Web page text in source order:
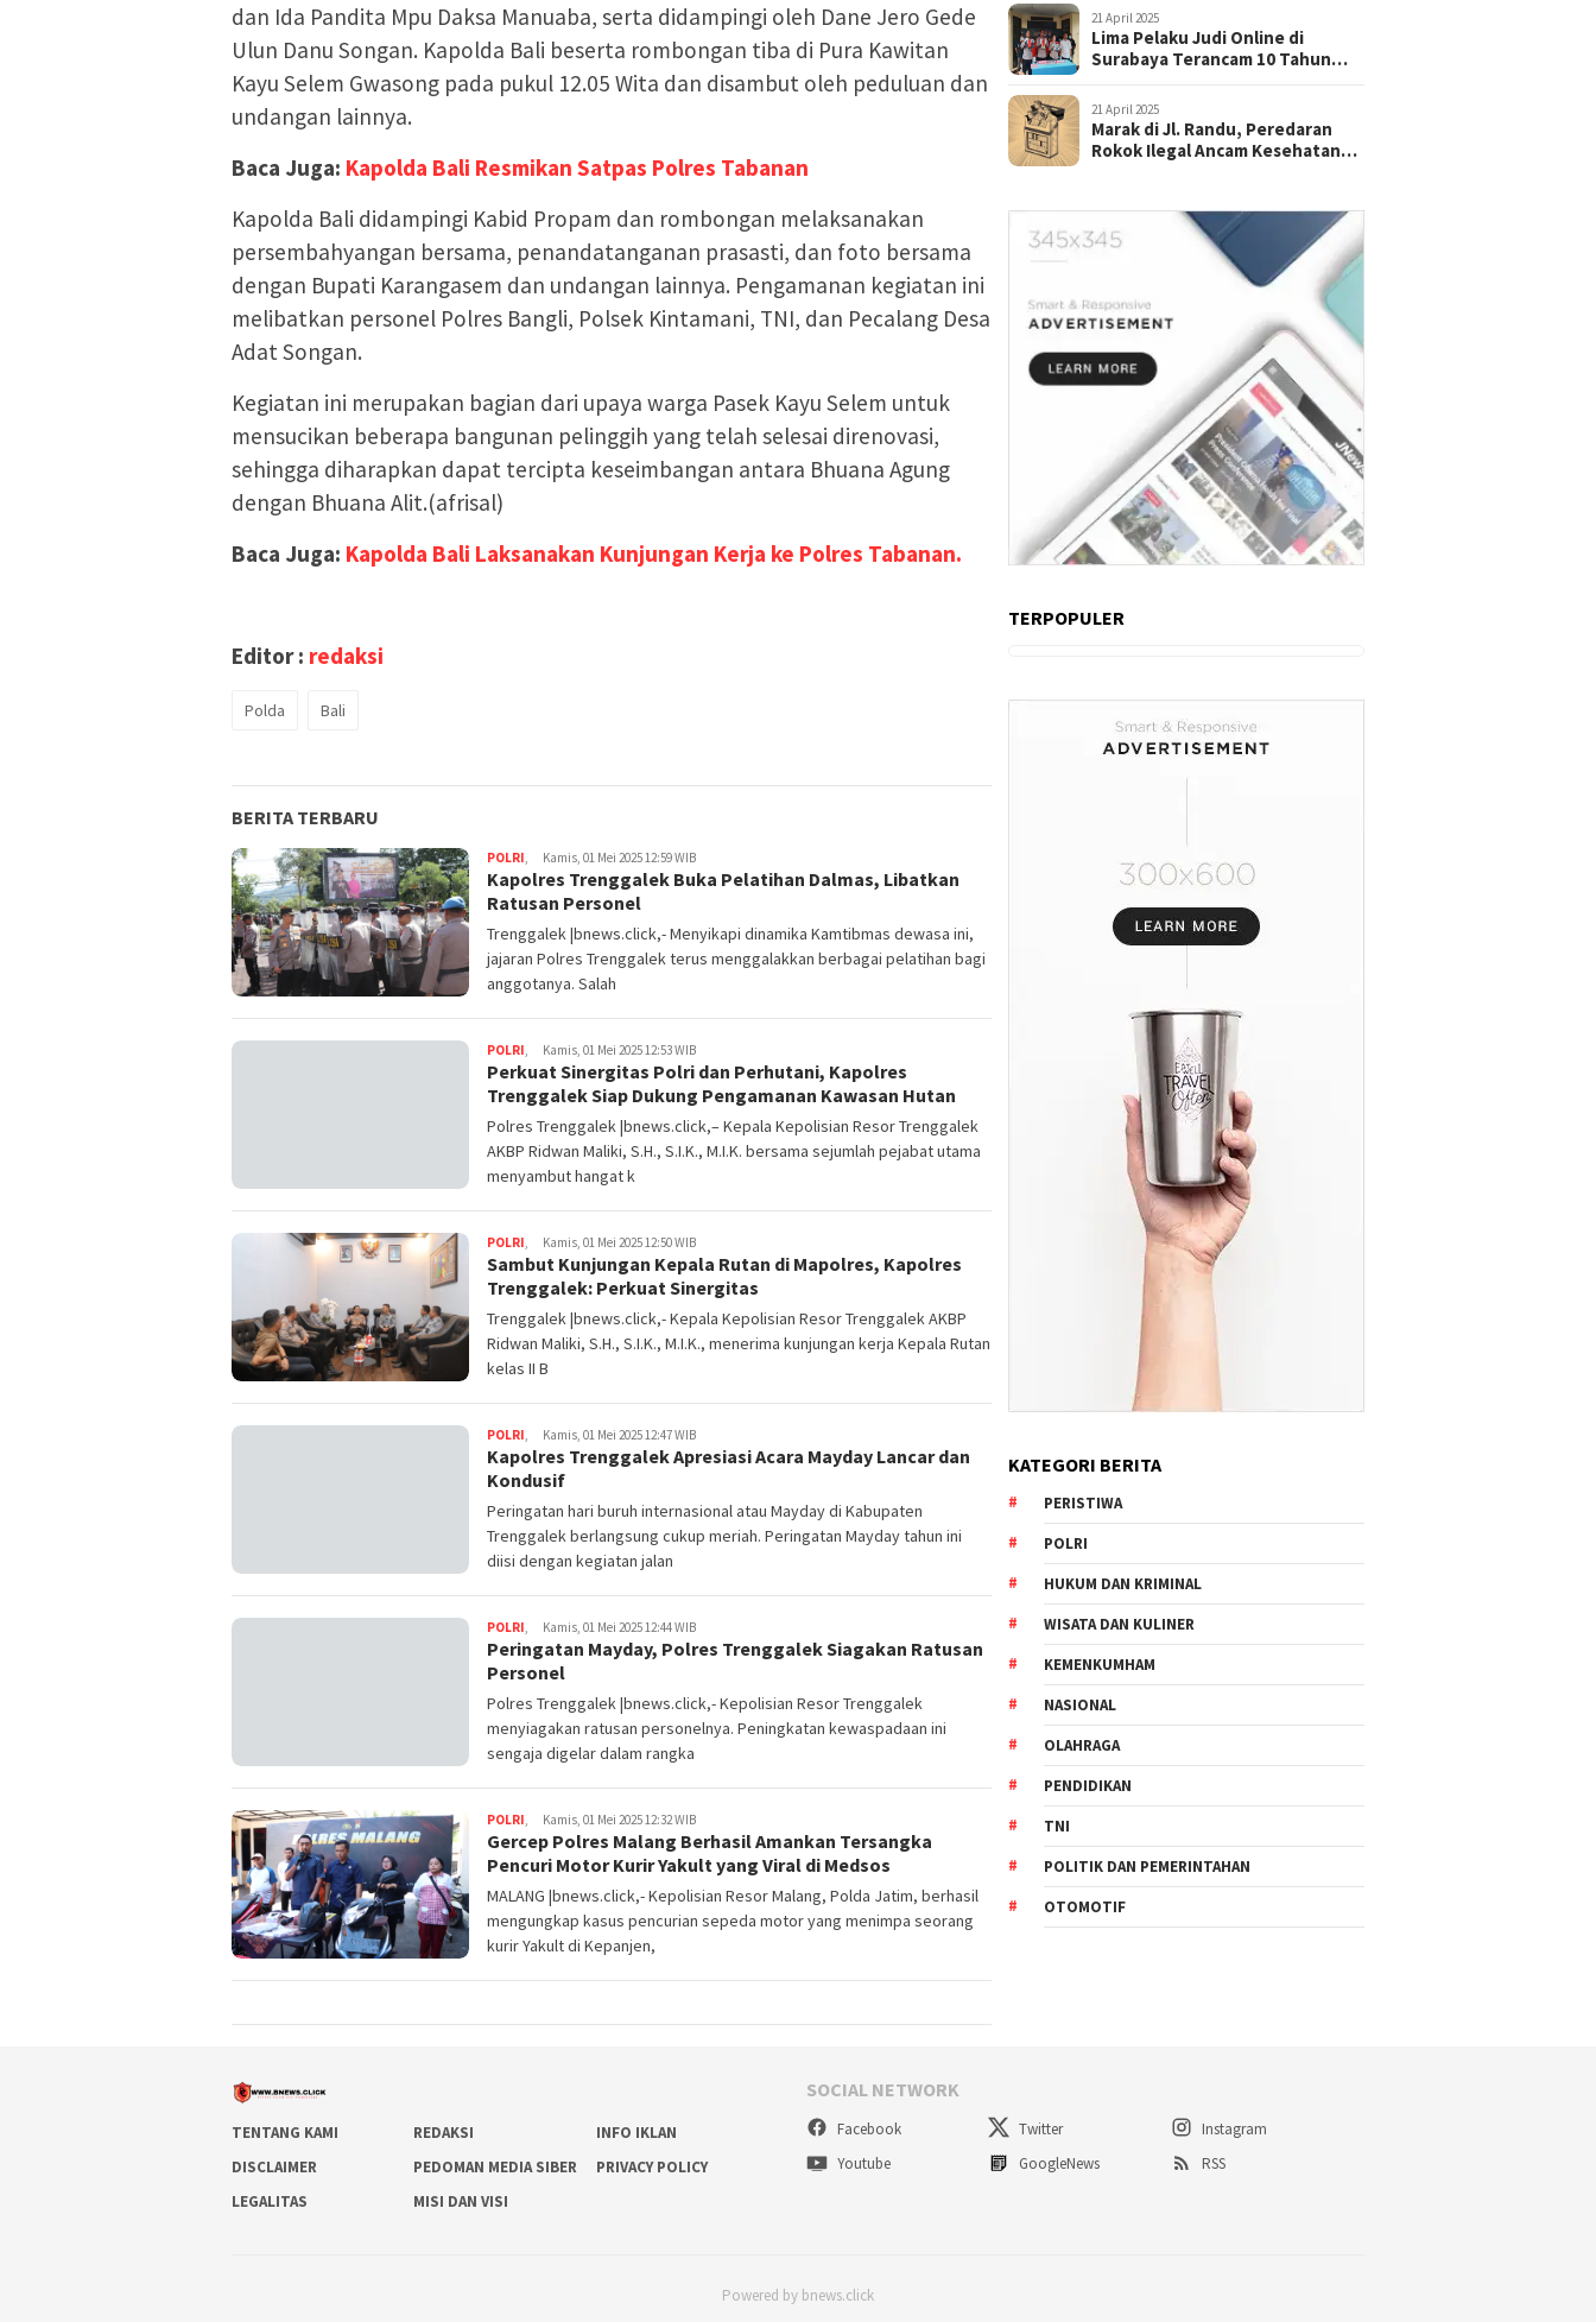
dan Ida Pandita Mpu Daksa Manuaba, serta didampingi oleh Dane Jero Gede
Ulun Danu Songan. Kapolda Bali beserta rombongan tiba di Pura Kawitan
Kayu Selem Gwasong pada pukul 12.05 Wita dan disambut oleh peduluan dan
undangan lainnya.
Baca Juga: Kapolda Bali Resmikan Satpas Polres Tabanan
Kapolda Bali didampingi Kabid Propam dan rombongan melaksanakan
persembahyangan bersama, penandatanganan prasasti, dan foto bersama
dengan Bupati Karangasem dan undangan lainnya. Pengamanan kegiatan ini
melibatkan personel Polres Bangli, Polsek Kintamani, TNI, dan Pecalang Desa
Adat Songan.
Kegiatan ini merupakan bagian dari upaya warga Pasek Kayu Selem untuk
mensucikan beberapa bangunan pelinggih yang telah selesai direnovasi,
sehingga diharapkan dapat tercipta keseimbangan antara Bhuana Agung
dengan Bhuana Alit.(afrisal)
Baca Juga: Kapolda Bali Laksanakan Kunjungan Kerja ke Polres Tabanan.
Editor : redaksi
Polda Bali
BERITA TERBARU
POLRI, Kamis, 01 Mei 2025 12:59 WIB
Kapolres Trenggalek Buka Pelatihan Dalmas, Libatkan
Ratusan Personel
Trenggalek |bnews.click,- Menyikapi dinamika Kamtibmas dewasa ini,
jajaran Polres Trenggalek terus menggalakkan berbagai pelatihan bagi
anggotanya. Salah
POLRI, Kamis, 01 Mei 2025 12:53 WIB
Perkuat Sinergitas Polri dan Perhutani, Kapolres
Trenggalek Siap Dukung Pengamanan Kawasan Hutan
Polres Trenggalek |bnews.click,– Kepala Kepolisian Resor Trenggalek
AKBP Ridwan Maliki, S.H., S.I.K., M.I.K. bersama sejumlah pejabat utama
menyambut hangat k
POLRI, Kamis, 01 Mei 2025 12:50 WIB
Sambut Kunjungan Kepala Rutan di Mapolres, Kapolres
Trenggalek: Perkuat Sinergitas
Trenggalek |bnews.click,- Kepala Kepolisian Resor Trenggalek AKBP
Ridwan Maliki, S.H., S.I.K., M.I.K., menerima kunjungan kerja Kepala Rutan
kelas II B
POLRI, Kamis, 01 Mei 2025 12:47 WIB
Kapolres Trenggalek Apresiasi Acara Mayday Lancar dan
Kondusif
Peringatan hari buruh internasional atau Mayday di Kabupaten
Trenggalek berlangsung cukup meriah. Peringatan Mayday tahun ini
diisi dengan kegiatan jalan
POLRI, Kamis, 01 Mei 2025 12:44 WIB
Peringatan Mayday, Polres Trenggalek Siagakan Ratusan
Personel
Polres Trenggalek |bnews.click,- Kepolisian Resor Trenggalek
menyiagakan ratusan personelnya. Peningkatan kewaspadaan ini
sengaja digelar dalam rangka
POLRI, Kamis, 01 Mei 2025 12:32 WIB
Gercep Polres Malang Berhasil Amankan Tersangka
Pencuri Motor Kurir Yakult yang Viral di Medsos
MALANG |bnews.click,- Kepolisian Resor Malang, Polda Jatim, berhasil
mengungkap kasus pencurian sepeda motor yang menimpa seorang
kurir Yakult di Kepanjen,
21 April 2025
Lima Pelaku Judi Online di
Surabaya Terancam 10 Tahun
21 April 2025
Marak di Jl. Randu, Peredaran
Rokok Ilegal Ancam Kesehatan
TERPOPULER
KATEGORI BERITA
PERISTIWA
POLRI
HUKUM DAN KRIMINAL
WISATA DAN KULINER
KEMENKUMHAM
NASIONAL
OLAHRAGA
PENDIDIKAN
TNI
POLITIK DAN PEMERINTAHAN
OTOMOTIF
TENTANG KAMI REDAKSI
INFO IKLAN
DISCLAIMER
PEDOMAN MEDIA SIBER
PRIVACY POLICY
LEGALITAS
MISI DAN VISI
SOCIAL NETWORK
Facebook Twitter
Instagram
Youtube
GoogleNews RSS
Powered by bnews.click